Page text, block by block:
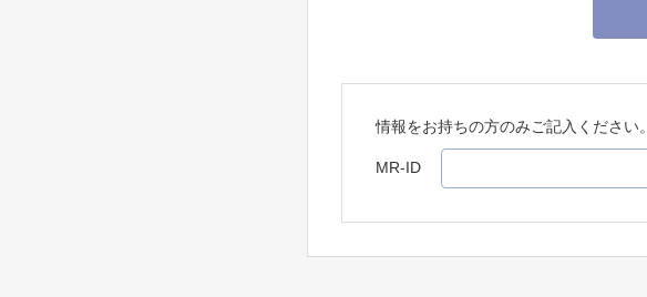
情報をお持ちの方のみご記入ください。
MR-ID